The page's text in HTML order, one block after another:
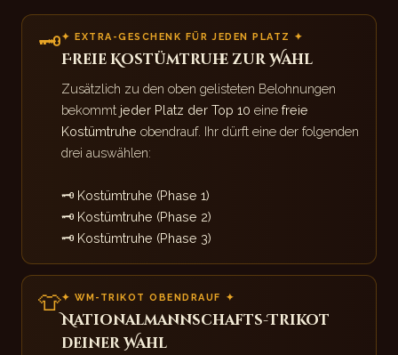
🗝✦ EXTRA-GESCHENK FÜR JEDEN PLATZ ✦
Freie Kostümtruhe zur Wahl
Zusätzlich zu den oben gelisteten Belohnungen
bekommt jeder Platz der Top 10 eine freie
Kostümtruhe obendrauf. Ihr dürft eine der folgenden
drei auswählen:
🗝 Kostümtruhe (Phase 1)
🗝 Kostümtruhe (Phase 2)
🗝 Kostümtruhe (Phase 3)
👕✦ WM-TRIKOT OBENDRAUF ✦
Nationalmannschafts-Trikot
deiner Wahl